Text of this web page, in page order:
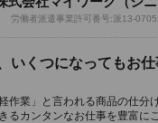
労働者派遣事業許可番号:派13-
いくつになってもお
作業」と言われる商品の仕分
るカンタンなお仕事を豊富に